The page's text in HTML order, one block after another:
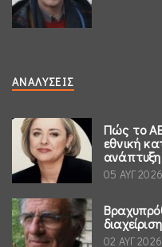
ΑΝΑΛΎΣΕΙΣ
Πώς το
εθνική
ανάπτυξη
05 ΑΥΓ 2026
02 ΑΥΓ 2026